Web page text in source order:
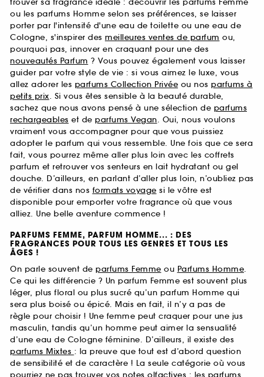
ou les parfums Homme selon ses préférences, se laisser
porter par l'intensité d'une eau de toilette ou une eau de
Cologne, s'inspirer des meilleures ventes de parfum ou,
pourquoi pas, innover en craquant pour une des
nouveautés Parfum ? Vous pouvez également vous laisser
guider par votre style de vie : si vous aimez le luxe, vous
allez adorer les parfums Collection Privée ou nos parfums à
petits prix. Si vous êtes sensible à la beauté durable,
sachez que nous avons pensé à une sélection de parfums
rechargeables et de parfums Vegan. Oui, nous voulons
vraiment vous accompagner pour que vous puissiez
adopter le parfum qui vous ressemble. Une fois que ce sera
fait, vous pourrez même aller plus loin avec les coffrets
parfum et retrouver vos senteurs en lait hydratant ou gel
douche. D’ailleurs, en parlant d’aller plus loin, n’oubliez pas
de vérifier dans nos formats voyage si le vôtre est
disponible pour emporter votre fragrance où que vous
alliez. Une belle aventure commence !
PARFUMS FEMME, PARFUM HOMME... : DES
FRAGRANCES POUR TOUS LES GENRES ET TOUS LES
ÂGES !
On parle souvent de parfums Femme ou Parfums Homme.
Ce qui les différencie ? Un parfum Femme est souvent plus
léger, plus floral ou plus sucré qu’un parfum Homme qui
sera plus boisé ou épicé. Mais en fait, il n’y a pas de
règle pour choisir ! Une femme peut craquer pour une jus
masculin, tandis qu’un homme peut aimer la sensualité
d’une eau de Cologne féminine. D’ailleurs, il existe des
parfums Mixtes : la preuve que tout est d’abord question
de sensibilité et de caractère ! La seule catégorie où vous